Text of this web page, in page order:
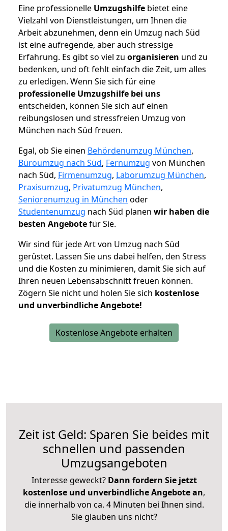
Eine professionelle Umzugshilfe bietet eine
Vielzahl von Dienstleistungen, um Ihnen die
Arbeit abzunehmen, denn ein Umzug nach Süd
ist eine aufregende, aber auch stressige
Erfahrung. Es gibt so viel zu organisieren und zu
bedenken, und oft fehlt einfach die Zeit, um alles
zu erledigen. Wenn Sie sich für eine
professionelle Umzugshilfe bei uns
entscheiden, können Sie sich auf einen
reibungslosen und stressfreien Umzug von
München nach Süd freuen.
Egal, ob Sie einen Behördenumzug München,
Büroumzug nach Süd, Fernumzug von München
nach Süd, Firmenumzug, Laborumzug München,
Praxisumzug, Privatumzug München,
Seniorenumzug in München oder
Studentenumzug nach Süd planen wir haben die
besten Angebotefür Sie.
Wir sind für jede Art von Umzug nach Süd
gerüstet. Lassen Sie uns dabei helfen, den Stress
und die Kosten zu minimieren, damit Sie sich auf
Ihren neuen Lebensabschnitt freuen können.
Zögern Sie nicht und holen Sie sich kostenlose
und unverbindliche Angebote!
Kostenlose Angebote erhalten
Zeit ist Geld: Sparen Sie beides mit
schnellen und passenden
Umzugsangeboten
Interesse geweckt? Dann fordern Sie jetzt
kostenlose und unverbindliche Angebote an,
die innerhalb von ca. 4 Minuten bei Ihnen sind.
Sie glauben uns nicht?